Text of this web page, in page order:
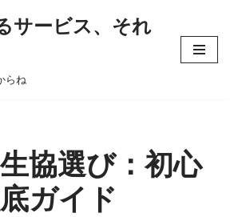
サービス、それ
らね
協選び：初心
ガイド